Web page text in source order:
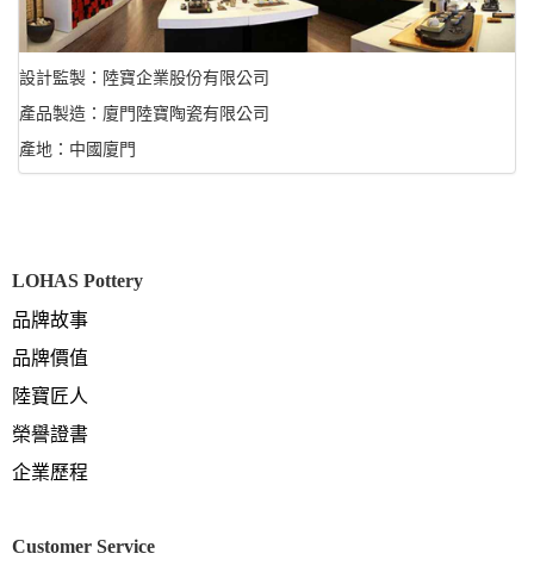
設計監製：陸寶企業股份有限公司
產品製造：廈門陸寶陶瓷有限公司
產地：中國廈門
LOHAS Pottery
品牌故事
品牌價值
陸寶匠人
榮譽證書
企業歷程
Customer Service